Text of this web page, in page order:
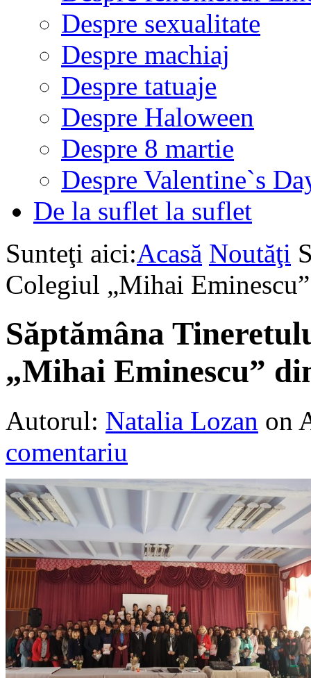
Despre sexualitate
Despre machiaj
Despre tatuaje
Despre Haloween
Despre 8 martie
Despre Valentine`s
De la suflet la suflet
Sunteţi aici:Acasă Noutăţi
Colegiul „Mihai
Săptămâna
„Mihai Eminescu”
Autorul: Natalia Lozan on
comentariu